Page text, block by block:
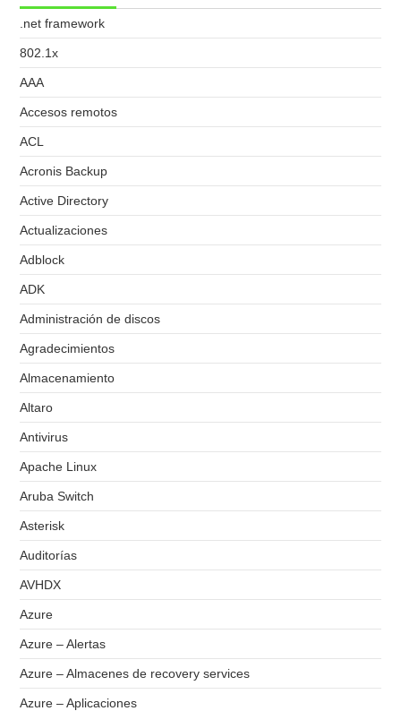
.net framework
802.1x
AAA
Accesos remotos
ACL
Acronis Backup
Active Directory
Actualizaciones
Adblock
ADK
Administración de discos
Agradecimientos
Almacenamiento
Altaro
Antivirus
Apache Linux
Aruba Switch
Asterisk
Auditorías
AVHDX
Azure
Azure – Alertas
Azure – Almacenes de recovery services
Azure – Aplicaciones